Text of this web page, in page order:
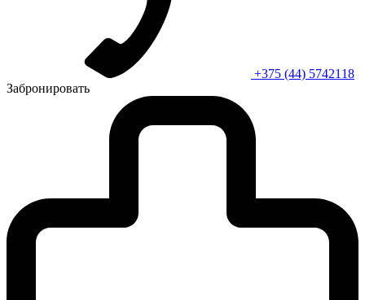
+375 (44) 5742118
Забронировать